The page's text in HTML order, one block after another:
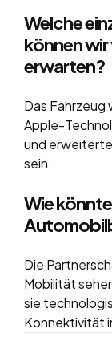
Welche
können
erwarten?
Das
Apple-
und
sein.
Wie
Die
Mobilität
sie
Konnektivität